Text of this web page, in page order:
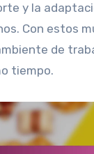
y la
Con estos
de
tiempo.